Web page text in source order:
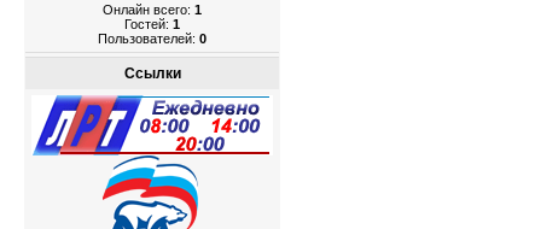
Онлайн всего: 1
Гостей: 1
Пользователей: 0
Ссылки